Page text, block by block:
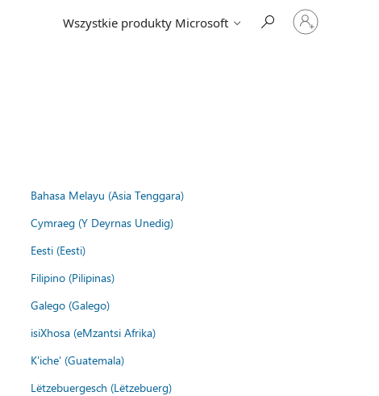
Wszystkie produkty Microsoft
Zaloguj
się
Bahasa Melayu (Asia Tenggara)
Cymraeg (Y Deyrnas Unedig)
Eesti (Eesti)
Filipino (Pilipinas)
Galego (Galego)
isiXhosa (eMzantsi Afrika)
K'iche' (Guatemala)
Lëtzebuergesch (Lëtzebuerg)